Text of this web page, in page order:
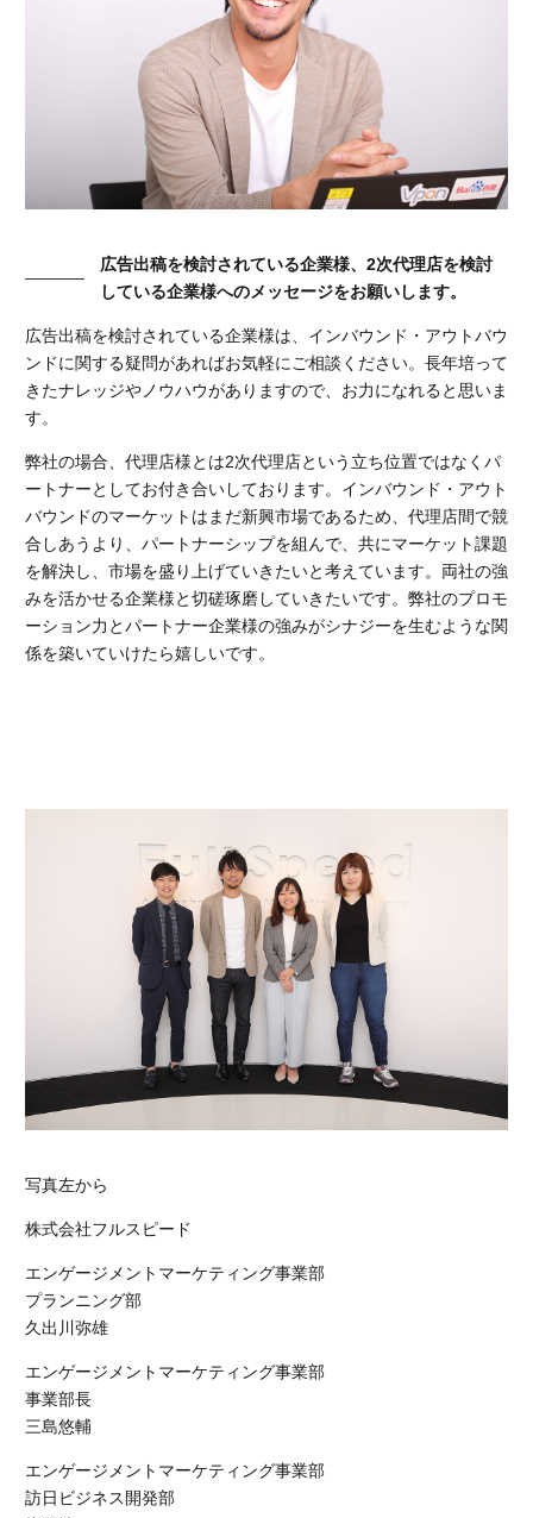
広告出稿を検討されている企業様、2次代理店を検討
している企業様へのメッセージをお願いします。
広告出稿を検討されている企業様は、インバウンド・アウトバウ
ンドに関する疑問があればお気軽にご相談ください。長年培って
きたナレッジやノウハウがありますので、お力になれると思いま
す。
弊社の場合、代理店様とは2次代理店という立ち位置ではなくパ
ートナーとしてお付き合いしております。インバウンド・アウト
バウンドのマーケットはまだ新興市場であるため、代理店間で競
合しあうより、パートナーシップを組んで、共にマーケット課題
を解決し、市場を盛り上げていきたいと考えています。両社の強
みを活かせる企業様と切磋琢磨していきたいです。弊社のプロモ
ーション力とパートナー企業様の強みがシナジーを生むような関
係を築いていけたら嬉しいです。
写真左から
株式会社フルスピード
エンゲージメントマーケティング事業部
プランニング部
久出川弥雄
エンゲージメントマーケティング事業部
事業部長
三島悠輔
エンゲージメントマーケティング事業部
訪日ビジネス開発部